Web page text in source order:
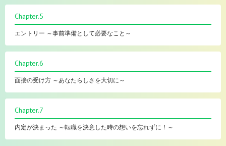
Chapter.5
エントリー ～事前準備として必要なこと～
Chapter.6
面接の受け方 ～あなたらしさを大切に～
Chapter.7
内定が決まった ～転職を決意した時の想いを忘れずに！～